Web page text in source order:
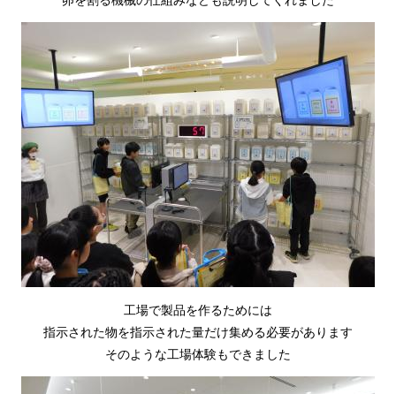
工場で製品を作るためには
指示された物を指示された量だけ集める必要があります
そのような工場体験もできました